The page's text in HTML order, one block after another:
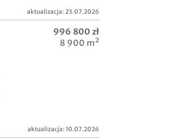
aktualizacja: 23.07.2026
996 800 zł
8 900 m²
aktualizacja: 10.07.2026